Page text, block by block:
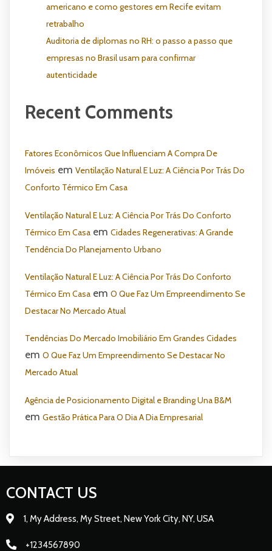
americano e como gestores em Recife evitam
retrabalho
Auditoria de diplomas no RH: o passo a passo que
empresas no Brasil usam para confirmar
autenticidade
Recent Comments
Fatores Econômicos Que Influenciam A Compra De
Imóveis em Ventilação Natural E Luz: A Ciência Por Trás Do
Conforto Térmico Em Casa
Ventilação Natural E Luz: A Ciência Por Trás Do Conforto
Térmico Em Casa em Cidades Regenerativas: A Grande
Tendência Do Planejamento Urbano
Ventilação Natural E Luz: A Ciência Por Trás Do Conforto
Térmico Em Casa em O Que Faz Um Empreendimento Se
Destacar No Mercado Atual
Tendências Do Mercado Imobiliário Em Grandes Cidades
em O Que Faz Um Empreendimento Se Destacar No
Mercado Atual
Agência de Posicionamento Digital e Branding Una B&M
em Gestão Prática Para O Dia A Dia Empresarial
CONTACT US
1, My Address, My Street, New York City, NY, USA
+1234567890